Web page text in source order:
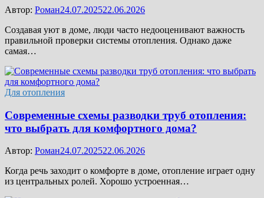
Автор: Роман24.07.202522.06.2026
Создавая уют в доме, люди часто недооценивают важность
правильной проверки системы отопления. Однако даже
самая…
Для отопления
Современные схемы разводки труб отопления:
что выбрать для комфортного дома?
Автор: Роман24.07.202522.06.2026
Когда речь заходит о комфорте в доме, отопление играет одну
из центральных ролей. Хорошо устроенная…